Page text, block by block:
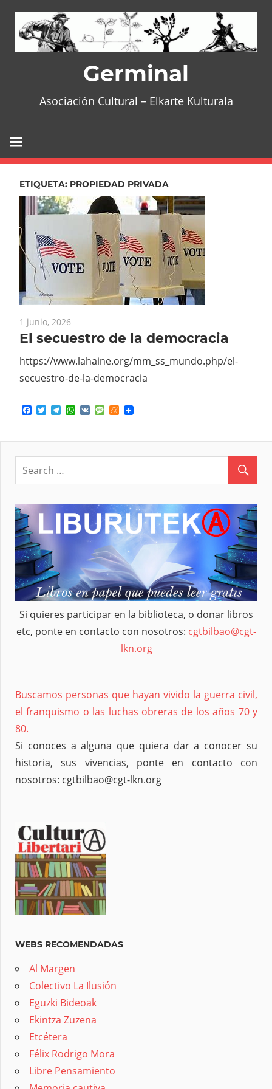
content
Germinal
Asociación Cultural – Elkarte Kulturala
ETIQUETA: PROPIEDAD PRIVADA
1 junio, 2026
El secuestro de la democracia
https://www.lahaine.org/mm_ss_mundo.php/el-
secuestro-de-la-democracia
Facebook
TwitterTelegram
WhatsApp
VK MessageMeneame
Si quieres participar en la biblioteca, o donar libros
etc, ponte en contacto con nosotros: cgtbilbao@cgt-
lkn.org
Buscamos personas que hayan vivido la guerra civil,
el franquismo o las luchas obreras de los años 70 y
80.
Si conoces a alguna que quiera dar a conocer su
historia, sus vivencias, ponte en contacto con
nosotros: cgtbilbao@cgt-lkn.org
WEBS RECOMENDADAS
Al Margen
Colectivo La Ilusión
Eguzki Bideoak
Ekintza Zuzena
Etcétera
Félix Rodrigo Mora
Libre Pensamiento